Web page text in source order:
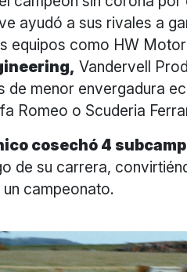
ayudó a sus rivales a
equipos como HW
Vandervell
de menor envergadura
Romeo o Scuderia
cosechó 4
de su carrera,
campeonato.